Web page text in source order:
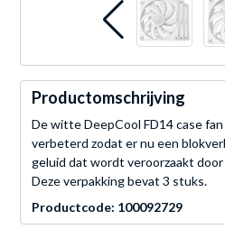
Productomschrijving
De witte DeepCool FD14 case
verbeterd zodat er nu een
geluid dat wordt veroorzaakt
Deze verpakking bevat 3 stuks.
Productcode: 100092729